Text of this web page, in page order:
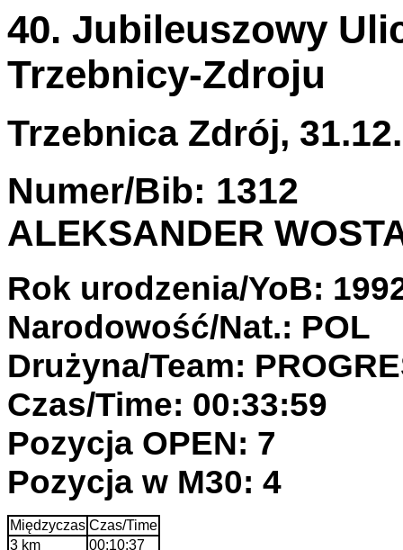
40. Jubileuszowy
Trzebnicy-Zdroju
Trzebnica Zdrój,
Numer/Bib: 1312
ALEKSANDER
Rok urodzenia/YoB:
Narodowość/Nat.: POL
Drużyna/Team:
Czas/Time: 00:33:59
Pozycja OPEN: 7
Pozycja w M30: 4
Międzyczas Czas/Time
3 km
00:10:37